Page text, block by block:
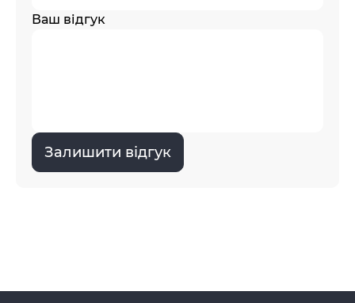
Ваш відгук
Залишити відгук